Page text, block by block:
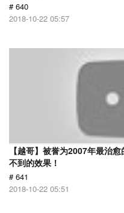
# 640
2018-10-22 05:57
【越哥】被誉为2007年最治
不到的效果！
# 641
2018-10-22 05:51